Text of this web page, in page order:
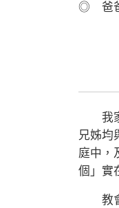
◎ 爸
我家
兄姊均
庭中，
個」實
教會